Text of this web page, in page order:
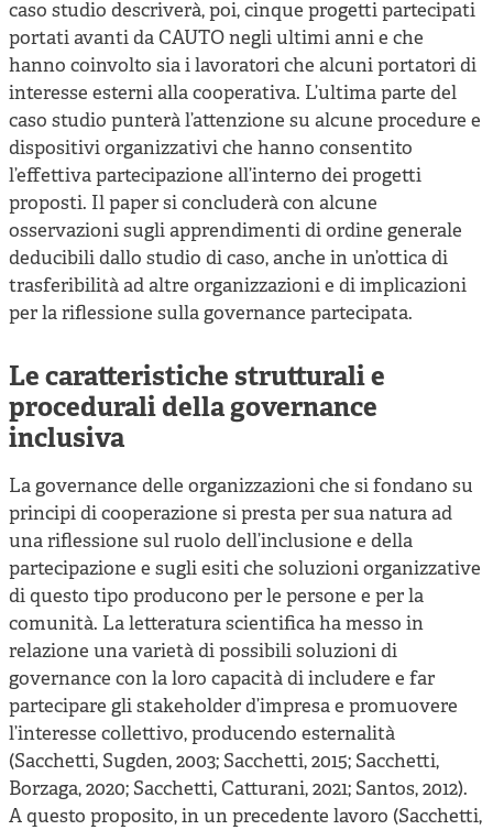
caso studio descriverà, poi, cinque progetti partecipati
portati avanti da CAUTO negli ultimi anni e che
hanno coinvolto sia i lavoratori che alcuni portatori di
interesse esterni alla cooperativa. L’ultima parte del
caso studio punterà l’attenzione su alcune procedure e
dispositivi organizzativi che hanno consentito
l’effettiva partecipazione all’interno dei progetti
proposti. Il paper si concluderà con alcune
osservazioni sugli apprendimenti di ordine generale
deducibili dallo studio di caso, anche in un’ottica di
trasferibilità ad altre organizzazioni e di implicazioni
per la riflessione sulla governance partecipata.
Le caratteristiche strutturali e
procedurali della governance
inclusiva
La governance delle organizzazioni che si fondano su
principi di cooperazione si presta per sua natura ad
una riflessione sul ruolo dell’inclusione e della
partecipazione e sugli esiti che soluzioni organizzative
di questo tipo producono per le persone e per la
comunità. La letteratura scientifica ha messo in
relazione una varietà di possibili soluzioni di
governance con la loro capacità di includere e far
partecipare gli stakeholder d’impresa e promuovere
l’interesse collettivo, producendo esternalità
(Sacchetti, Sugden, 2003; Sacchetti, 2015; Sacchetti,
Borzaga, 2020; Sacchetti, Catturani, 2021; Santos, 2012).
A questo proposito, in un precedente lavoro (Sacchetti,